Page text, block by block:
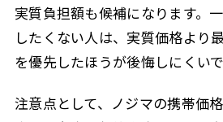
実質負担額も候補になります。
したくない人は、実質価格より
を優先したほうが後悔しにくいで
注意点として、ノジマの携帯価